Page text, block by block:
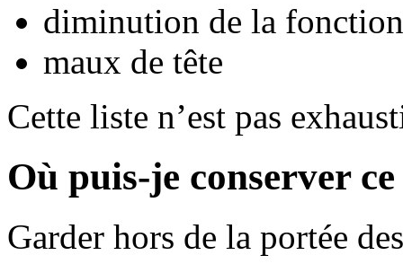
diminution de la
maux de tête
Cette liste n’est pas
Où puis-je conserver
Garder hors de la portée